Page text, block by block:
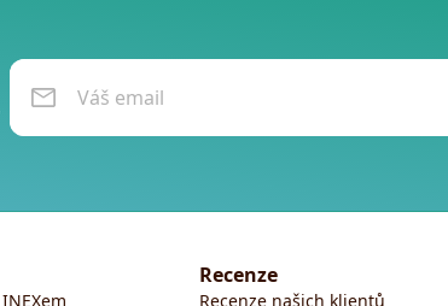
Recenze
Recenze našich klientů